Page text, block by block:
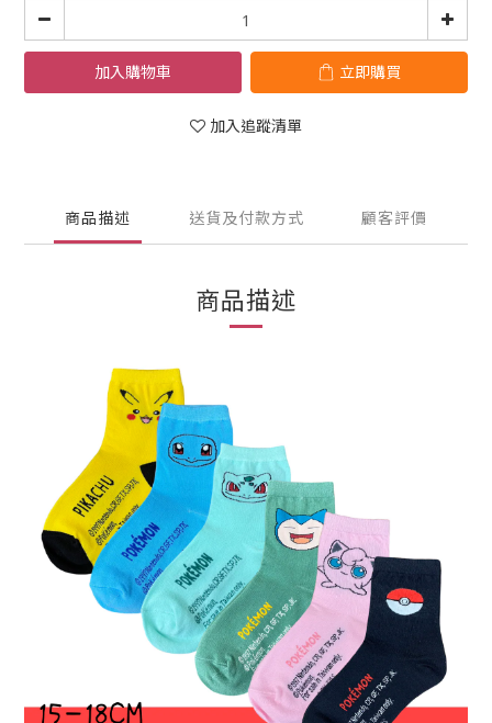
加入購物車 立即購買
加入追蹤清單
商品描述 送貨及付款方式 顧客評價
商品描述